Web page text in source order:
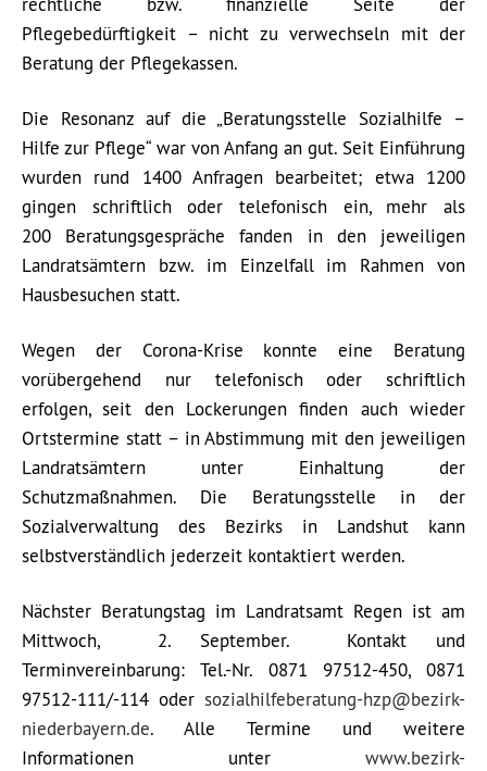
Pflegebedürftigkeit – nicht zu verwechseln mit der
Beratung der Pflegekassen.
Die Resonanz auf die „Beratungsstelle Sozialhilfe –
Hilfe zur Pflege“ war von Anfang an gut. Seit Einführung
wurden rund 1400 Anfragen bearbeitet; etwa 1200
gingen schriftlich oder telefonisch ein, mehr als
200 Beratungsgespräche fanden in den jeweiligen
Landratsämtern bzw. im Einzelfall im Rahmen von
Hausbesuchen statt.
Wegen der Corona-Krise konnte eine Beratung
vorübergehend nur telefonisch oder schriftlich
erfolgen, seit den Lockerungen finden auch wieder
Ortstermine statt – in Abstimmung mit den jeweiligen
Landratsämtern unter Einhaltung der
Schutzmaßnahmen. Die Beratungsstelle in der
Sozialverwaltung des Bezirks in Landshut kann
selbstverständlich jederzeit kontaktiert werden.
Nächster Beratungstag im Landratsamt Regen ist am
Mittwoch, 2. September. Kontakt und
Terminvereinbarung: Tel.-Nr. 0871 97512-450, 0871
97512-111/-114 oder sozialhilfeberatung-hzp@bezirk-
niederbayern.de. Alle Termine und weitere
Informationen unter www.bezirk-